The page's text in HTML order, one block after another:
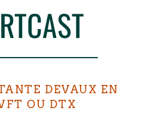
DEVAUX EN
OU DTX